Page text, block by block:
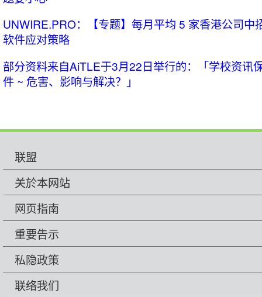
UNWIRE.PRO：【专题】每月平均 5 家香港公司中
软件应对策略
部分资料来自AiTLE于3月22日举行的：「学校资讯
件 ~ 危害、影响与解决？」
联盟
关於本网站
网页指南
重要告示
私隐政策
联络我们